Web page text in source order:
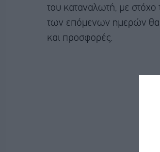
του καταναλωτή, με στόχο
των επόμενων ημερών θα
και προσφορές.